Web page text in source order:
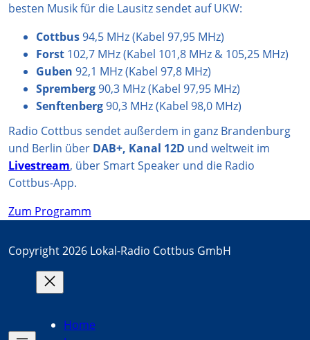
besten Musik für die Lausitz sendet auf UKW:
Cottbus94,5 MHz (Kabel 97,95 MHz)
Forst 102,7 MHz (Kabel 101,8 MHz & 105,25 MHz)
Guben 92,1 MHz (Kabel 97,8 MHz)
Spremberg90,3 MHz (Kabel 97,95 MHz)
Senftenberg90,3 MHz (Kabel 98,0 MHz)
Radio Cottbus sendet außerdem in ganz Brandenburg
und Berlin über DAB+, Kanal 12D und weltweit im
Livestream, über Smart Speaker und die Radio
Cottbus-App.
Zum Programm
Copyright 2026 Lokal-Radio Cottbus GmbH
Home